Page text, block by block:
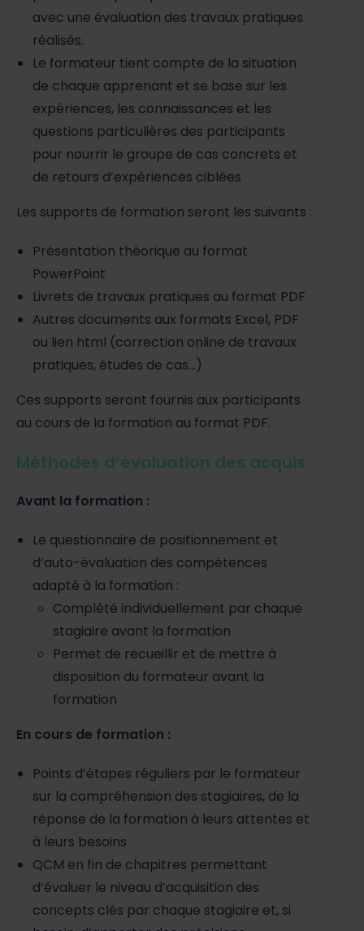
avec une évaluation des travaux pratiques
réalisés.
Le formateur tient compte de la situation
de chaque apprenant et se base sur les
expériences, les connaissances et les
questions particulières des participants
pour nourrir le groupe de cas concrets et
de retours d’expériences ciblées
Les supports de formation seront les suivants :
Présentation théorique au format
PowerPoint
Livrets de travaux pratiques au format PDF
Autres documents aux formats Excel, PDF
ou lien html (correction online de travaux
pratiques, études de cas…)
Ces supports seront fournis aux participants
au cours de la formation au format PDF.
Méthodes d’évaluation des acquis
Avant la formation :
Le questionnaire de positionnement et
d’auto-évaluation des compétences
adapté à la formation :
Complété individuellement par chaque
stagiaire avant la formation
Permet de recueillir et de mettre à
disposition du formateur avant la
formation
En cours de formation :
Points d’étapes réguliers par le formateur
sur la compréhension des stagiaires, de la
réponse de la formation à leurs attentes et
à leurs besoins
QCM en fin de chapitres permettant
d’évaluer le niveau d’acquisition des
concepts clés par chaque stagiaire et, si